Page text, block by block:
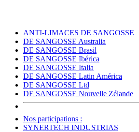
ANTI-LIMACES DE SANGOSSE
DE SANGOSSE Australia
DE SANGOSSE Brasil
DE SANGOSSE Ibérica
DE SANGOSSE Italia
DE SANGOSSE Latin América
DE SANGOSSE Ltd
DE SANGOSSE Nouvelle Zélande
Nos participations :
SYNERTECH INDUSTRIAS